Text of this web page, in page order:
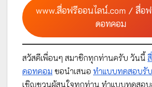
www.สื่อฟรีออนไลน์.com / สื่อ
ดอทคอม
สวัสดีเพื่อนๆ สมาชิกทุกท่านครับ วันนี้
ดอทคอม ขอนำเสนอ ทำแบบทดสอบรั
เชิญชวนผู้สนใจทุกท่าน ทำแบบทดสอ